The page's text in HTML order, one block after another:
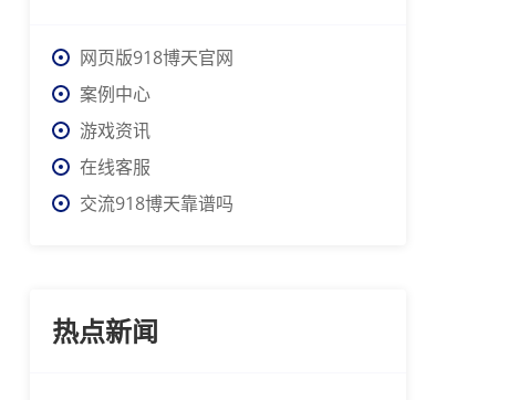
网页版918博天官网
案例中心
游戏资讯
在线客服
交流918博天靠谱吗
热点新闻